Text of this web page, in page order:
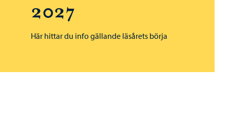
2027
Här hittar du info gällande läsårets börja